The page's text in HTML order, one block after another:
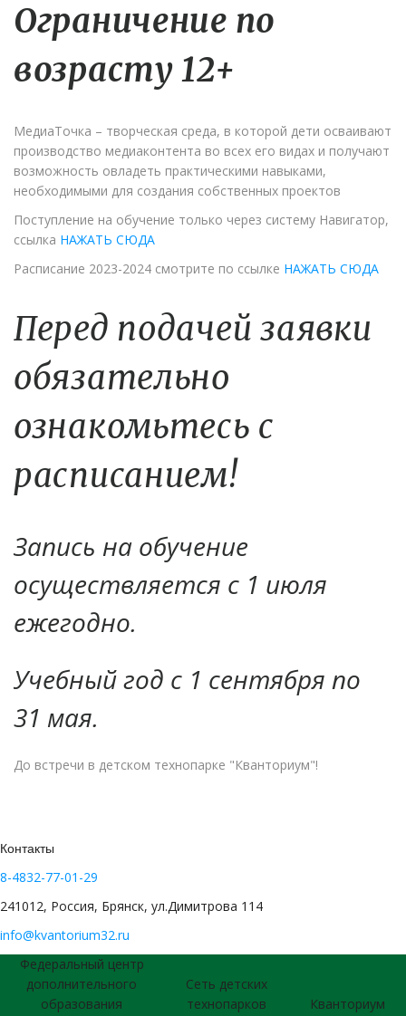
Ограничение по
возрасту 12+
МедиаТочка – творческая среда, в которой дети осваивают
производство медиаконтента во всех его видах и получают
возможность овладеть практическими навыками,
необходимыми для создания собственных проектов
Поступление на обучение только через систему Навигатор,
ссылка НАЖАТЬ СЮДА
Расписание 2023-2024 смотрите по ссылке НАЖАТЬ СЮДА
Перед подачей заявки
обязательно
ознакомьтесь с
расписанием!
Запись на обучение
осуществляется с 1 июля
ежегодно.
Учебный год с 1 сентября по
31 мая.
До встречи в детском технопарке "Кванториум"!
Контакты
8-4832-77-01-29
241012, Россия, Брянск, ул.Димитрова 114
info@kvantorium32.ru
Федеральный центр
дополнительного
образования
Сеть детских
технопарков
Кванториум